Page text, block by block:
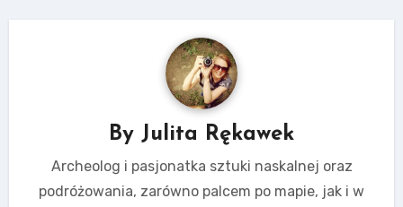
By Julita Rękawek
Archeolog i pasjonatka sztuki naskalnej oraz
podróżowania, zarówno palcem po mapie, jak i w